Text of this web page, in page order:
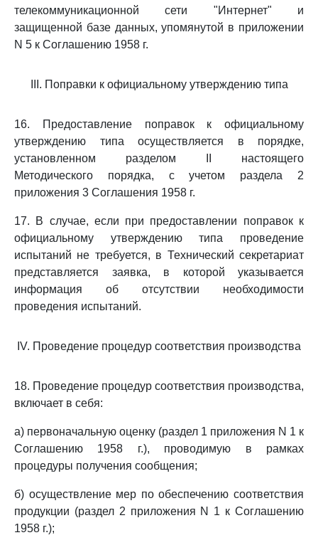
телекоммуникационной сети "Интернет" и
защищенной базе данных, упомянутой в приложении
N 5 к Соглашению 1958 г.
III. Поправки к официальному утверждению типа
16. Предоставление поправок к официальному
утверждению типа осуществляется в порядке,
установленном разделом II настоящего
Методического порядка, с учетом раздела 2
приложения 3 Соглашения 1958 г.
17. В случае, если при предоставлении поправок к
официальному утверждению типа проведение
испытаний не требуется, в Технический секретариат
представляется заявка, в которой указывается
информация об отсутствии необходимости
проведения испытаний.
IV. Проведение процедур соответствия производства
18. Проведение процедур соответствия производства,
включает в себя:
а) первоначальную оценку (раздел 1 приложения N 1 к
Соглашению 1958 г.), проводимую в рамках
процедуры получения сообщения;
б) осуществление мер по обеспечению соответствия
продукции (раздел 2 приложения N 1 к Соглашению
1958 г.);